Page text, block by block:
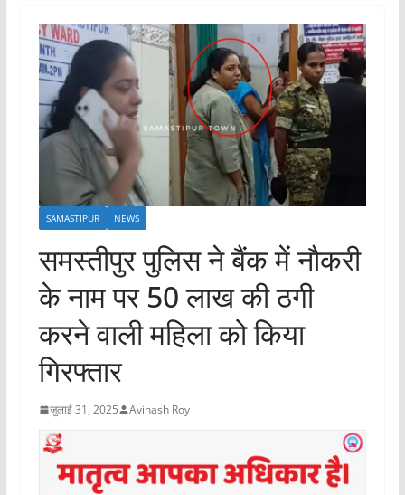
SAMASTIPUR NEWS
समस्तीपुर पुलिस ने बैंक में नौकरी
के नाम पर 50 लाख की ठगी
करने वाली महिला को किया
गिरफ्तार
जुलाई 31, 2025 Avinash Roy